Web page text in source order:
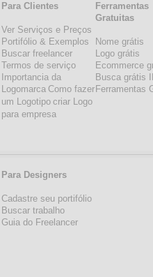
Para Clientes
Ver Serviços e Preços
Portifólio & Exemplos
Buscar freelancer
Termos de serviço
Importancia da
Logomarca Como fazer
um Logotipo criar Logo
para empresa
Para Designers
Cadastre seu portifólio
Buscar trabalho
Guia do Freelancer
Ferramentas
Gratuitas
Nome grátis
Logo grátis
Ecommerce
Busca grátis
Ferramentas